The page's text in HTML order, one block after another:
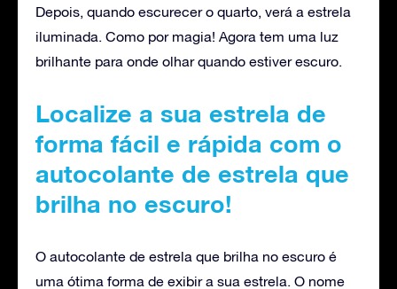
Depois, quando escurecer o quarto, verá a estrela
iluminada. Como por magia! Agora tem uma luz
brilhante para onde olhar quando estiver escuro.
Localize a sua estrela de
forma fácil e rápida com o
autocolante de estrela que
brilha no escuro!
O autocolante de estrela que brilha no escuro é
uma ótima forma de exibir a sua estrela. O nome